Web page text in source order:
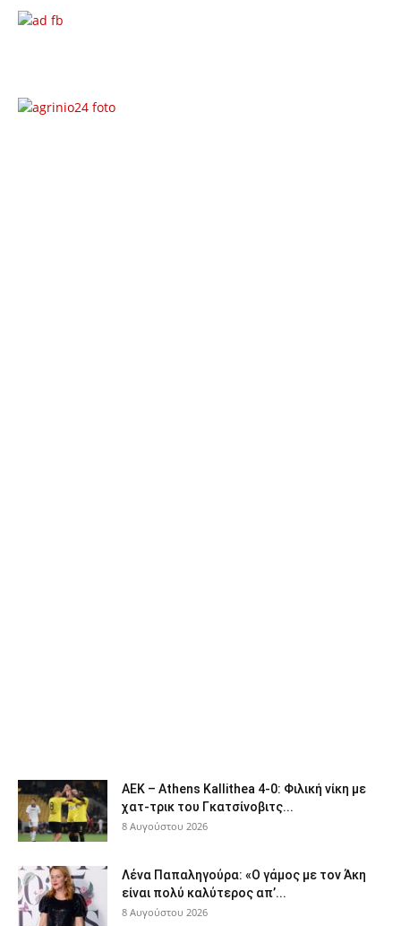
ΑΕΚ – Athens Kallithea 4-0: Φιλική νίκη με
χατ-τρικ του Γκατσίνοβιτς...
8 Αυγούστου 2026
Λένα Παπαληγούρα: «Ο γάμος με τον Άκη
είναι πολύ καλύτερος απ’...
8 Αυγούστου 2026